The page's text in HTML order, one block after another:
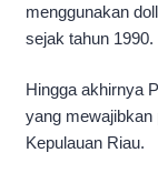
menggunakan
sejak tahun 1990.
Hingga akhirnya
yang mewajibkan
Kepulauan Riau.